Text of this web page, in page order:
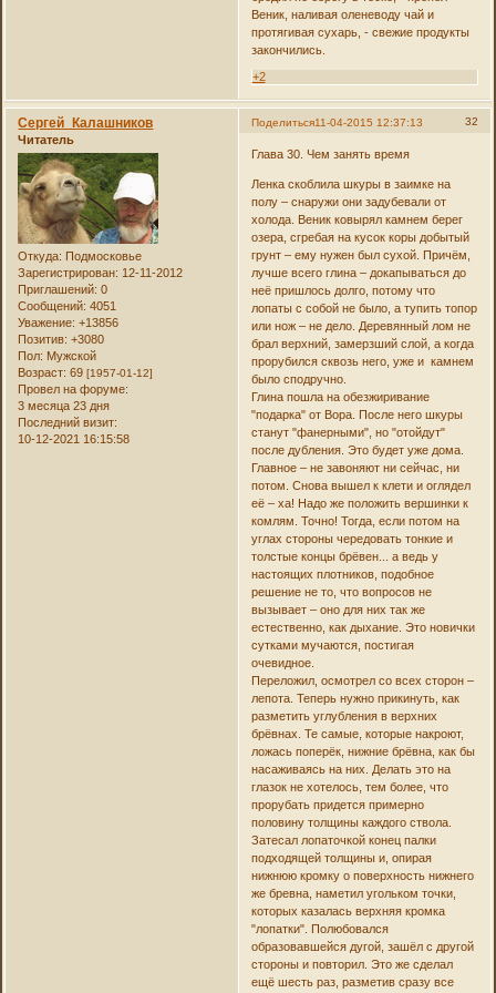
Веник, наливая оленеводу чай и
протягивая сухарь, - свежие продукты
закончились.
+2
Поделиться 32
11-04-2015 12:37:13
Сергей_Калашников
Читатель
Откуда: Подмосковье
Зарегистрирован: 12-11-2012
Приглашений: 0
Сообщений: 4051
Уважение: +13856
Позитив: +3080
Пол: Мужской
Возраст: 69[1957-01-12]
Провел на форуме:
3 месяца 23 дня
Последний визит:
10-12-2021 16:15:58
Глава 30. Чем занять время
Ленка скоблила шкуры в заимке на
полу – снаружи они задубевали от
холода. Веник ковырял камнем берег
озера, сгребая на кусок коры добытый
грунт – ему нужен был сухой. Причём,
лучше всего глина – докапываться до
неё пришлось долго, потому что
лопаты с собой не было, а тупить топор
или нож – не дело. Деревянный лом не
брал верхний, замерзший слой, а когда
прорубился сквозь него, уже и камнем
было сподручно.
Глина пошла на обезжиривание
"подарка" от Вора. После него шкуры
станут "фанерными", но "отойдут"
после дубления. Это будет уже дома.
Главное – не завоняют ни сейчас, ни
потом. Снова вышел к клети и оглядел
её – ха! Надо же положить вершинки к
комлям. Точно! Тогда, если потом на
углах стороны чередовать тонкие и
толстые концы брёвен... а ведь у
настоящих плотников, подобное
решение не то, что вопросов не
вызывает – оно для них так же
естественно, как дыхание. Это новички
сутками мучаются, постигая
очевидное.
Переложил, осмотрел со всех сторон –
лепота. Теперь нужно прикинуть, как
разметить углубления в верхних
брёвнах. Те самые, которые накроют,
ложась поперёк, нижние брёвна, как бы
насаживаясь на них. Делать это на
глазок не хотелось, тем более, что
прорубать придется примерно
половину толщины каждого ствола.
Затесал лопаточкой конец палки
подходящей толщины и, опирая
нижнюю кромку о поверхность нижнего
же бревна, наметил угольком точки,
которых казалась верхняя кромка
"лопатки". Полюбовался
образовавшейся дугой, зашёл с другой
стороны и повторил. Это же сделал
ещё шесть раз, разметив сразу все